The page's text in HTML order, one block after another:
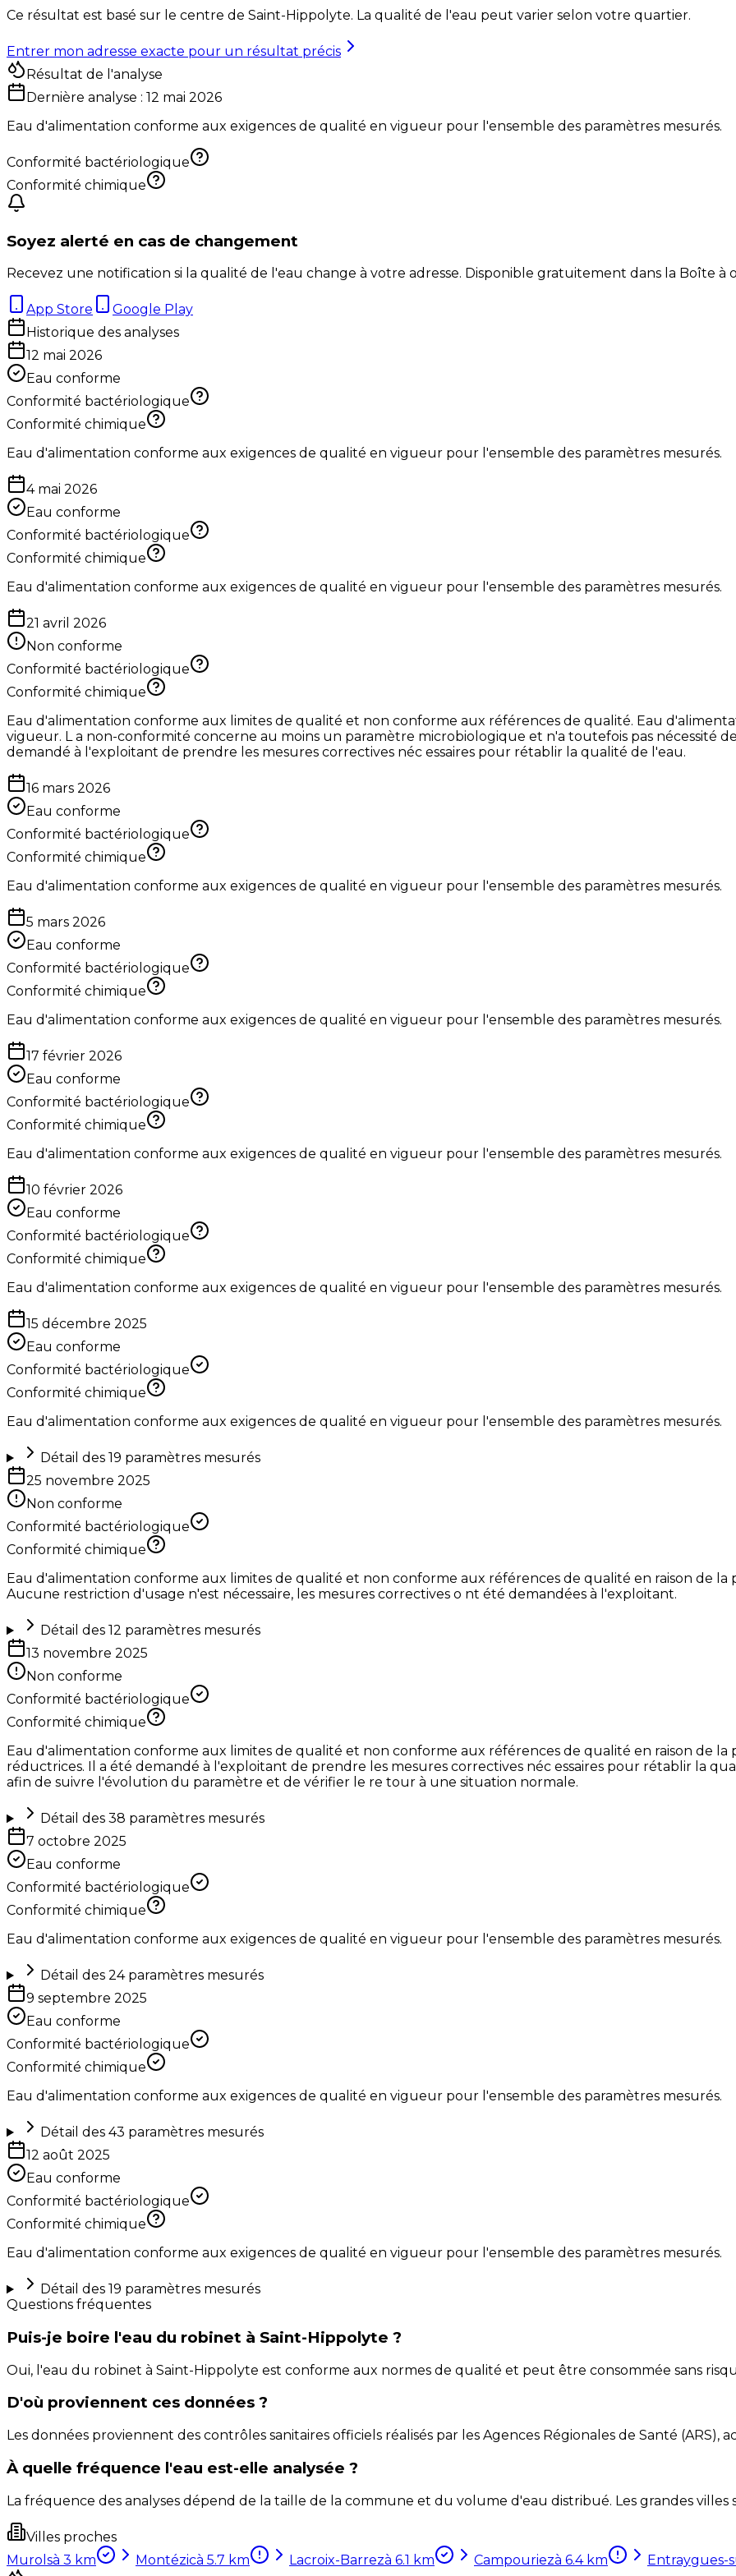
Ce résultat est basé sur le centre de Saint-Hippolyte. La qualité de l'eau peut varier selon votre quartier.
Entrer mon adresse exacte pour un résultat précis
Résultat de l'analyse
Dernière analyse : 12 mai 2026
Eau d'alimentation conforme aux exigences de qualité en vigueur pour l'ensemble des paramètres mesurés.
Conformité bactériologique
Conformité chimique
Soyez alerté en cas de changement
Recevez une notification si la qualité de l'eau change à votre adresse. Disponible gratuitement dans la Boîte à
App Store
Google Play
Historique des analyses
12 mai 2026
Eau conforme
Conformité bactériologique
Conformité chimique
Eau d'alimentation conforme aux exigences de qualité en vigueur pour l'ensemble des paramètres mesurés.
4 mai 2026
Eau conforme
Conformité bactériologique
Conformité chimique
Eau d'alimentation conforme aux exigences de qualité en vigueur pour l'ensemble des paramètres mesurés.
21 avril 2026
Non conforme
Conformité bactériologique
Conformité chimique
Eau d'alimentation conforme aux limites de qualité et non conforme aux références de qualité. Eau
vigueur. L a non-conformité concerne au moins un paramètre microbiologique et n'a toutefois pas nécessité
demandé à l'exploitant de prendre les mesures correctives néc essaires pour rétablir la qualité de l'eau.
16 mars 2026
Eau conforme
Conformité bactériologique
Conformité chimique
Eau d'alimentation conforme aux exigences de qualité en vigueur pour l'ensemble des paramètres mesurés.
5 mars 2026
Eau conforme
Conformité bactériologique
Conformité chimique
Eau d'alimentation conforme aux exigences de qualité en vigueur pour l'ensemble des paramètres mesurés.
17 février 2026
Eau conforme
Conformité bactériologique
Conformité chimique
Eau d'alimentation conforme aux exigences de qualité en vigueur pour l'ensemble des paramètres mesurés.
10 février 2026
Eau conforme
Conformité bactériologique
Conformité chimique
Eau d'alimentation conforme aux exigences de qualité en vigueur pour l'ensemble des paramètres mesurés.
15 décembre 2025
Eau conforme
Conformité bactériologique
Conformité chimique
Eau d'alimentation conforme aux exigences de qualité en vigueur pour l'ensemble des paramètres mesurés.
Détail des 19 paramètres mesurés
25 novembre 2025
Non conforme
Conformité bactériologique
Conformité chimique
Eau d'alimentation conforme aux limites de qualité et non conforme aux références de qualité en raison de
Aucune restriction d'usage n'est nécessaire, les mesures correctives o nt été demandées à l'exploitant.
Détail des 12 paramètres mesurés
13 novembre 2025
Non conforme
Conformité bactériologique
Conformité chimique
Eau d'alimentation conforme aux limites de qualité et non conforme aux références de qualité en raison de
réductrices. Il a été demandé à l'exploitant de prendre les mesures correctives néc essaires pour rétablir la
afin de suivre l'évolution du paramètre et de vérifier le re tour à une situation normale.
Détail des 38 paramètres mesurés
7 octobre 2025
Eau conforme
Conformité bactériologique
Conformité chimique
Eau d'alimentation conforme aux exigences de qualité en vigueur pour l'ensemble des paramètres mesurés.
Détail des 24paramètres mesurés
9 septembre 2025
Eau conforme
Conformité bactériologique
Conformité chimique
Eau d'alimentation conforme aux exigences de qualité en vigueur pour l'ensemble des paramètres mesurés.
Détail des 43 paramètres mesurés
12 août 2025
Eau conforme
Conformité bactériologique
Conformité chimique
Eau d'alimentation conforme aux exigences de qualité en vigueur pour l'ensemble des paramètres mesurés.
Détail des 19 paramètres mesurés
Questions fréquentes
Puis-je boire l'eau du robinet à Saint-Hippolyte ?
Oui, l'eau du robinet à Saint-Hippolyte est conforme aux normes de qualité et peut être consommée sans
D'où proviennent ces données ?
Les données proviennent des contrôles sanitaires officiels réalisés par les Agences Régionales de Santé (ARS),
À quelle fréquence l'eau est-elle analysée ?
La fréquence des analyses dépend de la taille de la commune et du volume d'eau distribué. Les grandes villes
Villes proches
Murolsà 3 km Montézicà 5.7 km Lacroix-Barrezà 6.1 km Campouriezà 6.4km Entraygues-